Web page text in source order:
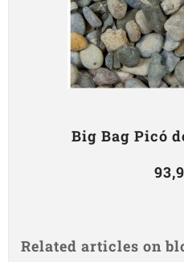
Big Bag Picó
Related articles on